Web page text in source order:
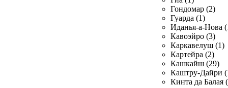
Гондомар (2)
Гуарда (1)
Иданья-а-Нова
Кавоэйро (3)
Каркавелуш (1)
Картейра (2)
Кашкайш (29)
Каштру-Дайри
Кинта да Балая